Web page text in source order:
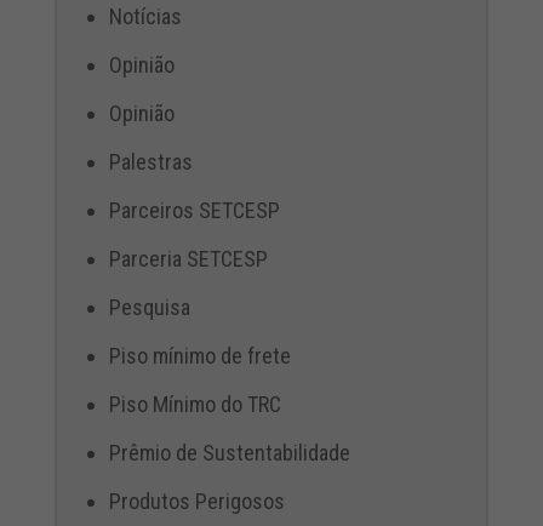
Notícias
Opinião
Opinião
Palestras
Parceiros SETCESP
Parceria SETCESP
Pesquisa
Piso mínimo de frete
Piso Mínimo do TRC
Prêmio de Sustentabilidade
Produtos Perigosos